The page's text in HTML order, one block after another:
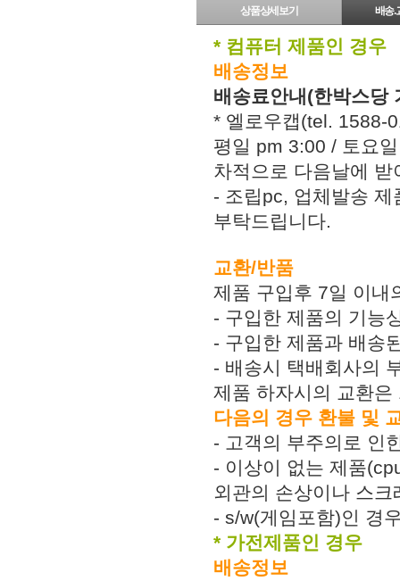
상품상세보기 배송.
* 컴퓨터 제품인 경우
배송정보
배송료안내(한박스당
* 엘로우캡(tel. 1588-
평일 pm 3:00 / 토요
차적으로 다음날에
- 조립pc, 업체발송
부탁드립니다.
교환/반품
제품 구입후 7일 이내
- 구입한 제품의 기능
- 구입한 제품과 배송
- 배송시 택배회사의
제품 하자시의 교환
다음의 경우 환불 및
- 고객의 부주의로 인
- 이상이 없는 제품
외관의 손상이나 스
- s/w(게임포함)인 경
* 가전제품인 경우
배송정보